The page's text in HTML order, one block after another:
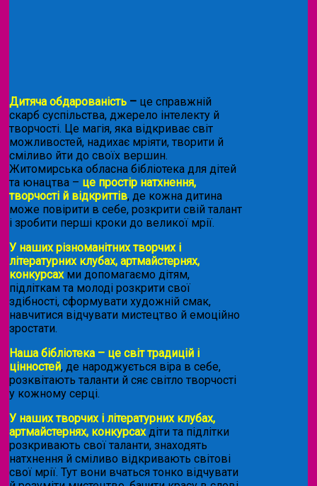
Дитяча обдарованість – це справжній
скарб суспільства, джерело інтелекту й
творчості. Це магія, яка відкриває світ
можливостей, надихає мріяти, творити й
сміливо йти до своїх вершин.
Житомирська обласна бібліотека для дітей
та юнацтва – це простір натхнення,
творчості й відкриттів, де кожна дитина
може повірити в себе, розкрити свій талант
і зробити перші кроки до великої мрії.
У наших різноманітних творчих і
літературних клубах, артмайстернях,
конкурсахми допомагаємо дітям,
підліткам та молоді розкрити свої
здібності, сформувати художній смак,
навчитися відчувати мистецтво й емоційно
зростати.
Наша бібліотека – це світ традицій і
цінностей, де народжується віра в себе,
розквітають таланти й сяє світло творчості
у кожному серці.
У наших творчих і літературних клубах,
артмайстернях, конкурсахдіти та підлітки
розкривають свої таланти, знаходять
натхнення й сміливо відкривають світові
свої мрії. Тут вони вчаться тонко відчувати